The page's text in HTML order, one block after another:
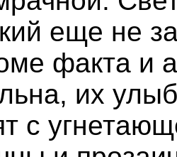
еще не
факта и
их
с